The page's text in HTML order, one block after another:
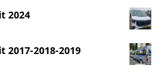
2024
2017-2018-2019